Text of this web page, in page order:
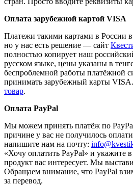
Оплата зарубежной картой VISA
Платежи такими картами в России
но у нас есть решение — сайт
полностью копирует наш
русском языке, цены указаны в
беспроблемной работы платёжной
принимать зарубежный карты
товар.
Оплата PayPal
Мы можем принять платёж по
причине у вас не получилось
напишите нам на почту:
«Хочу оплатить PayPal» и укажите
продукт вас интересует. Мы
Обращаем внимание, что PayPal
за перевод.